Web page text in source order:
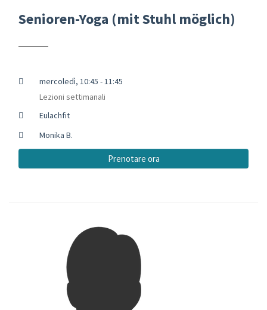
Senioren-Yoga (mit Stuhl möglich)
mercoledì, 10:45 - 11:45
Lezioni settimanali
Eulachfit
Monika B.
Prenotare ora